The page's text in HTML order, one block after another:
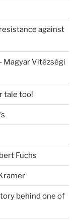
against
Magyar Vitézségi
tale too!
Fuchs
behind one of